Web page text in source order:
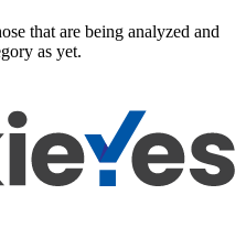
that are being analyzed and
as yet.